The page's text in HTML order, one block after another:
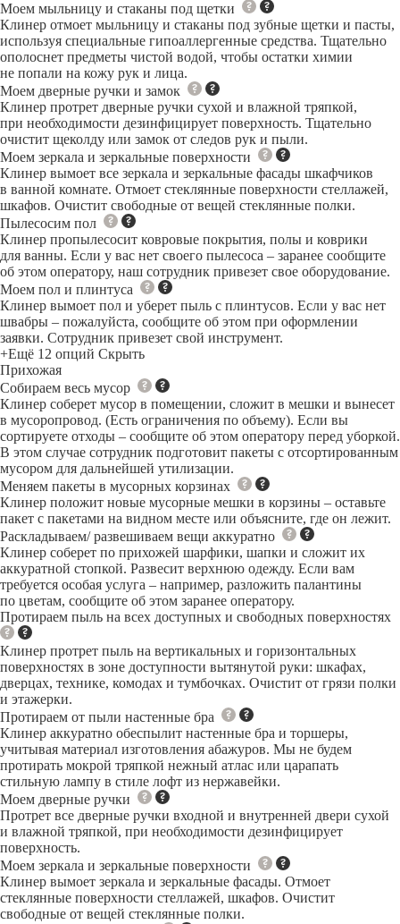
Моем мыльницу и стаканы под щетки
Клинер отмоет мыльницу и стаканы под зубные щетки и пасты,
используя специальные гипоаллергенные средства. Тщательно
ополоснет предметы чистой водой, чтобы остатки химии
не попали на кожу рук и лица.
Моем дверные ручки и замок
Клинер протрет дверные ручки сухой и влажной тряпкой,
при необходимости дезинфицирует поверхность. Тщательно
очистит щеколду или замок от следов рук и пыли.
Моем зеркала и зеркальные поверхности
Клинер вымоет все зеркала и зеркальные фасады шкафчиков
в ванной комнате. Отмоет стеклянные поверхности стеллажей,
шкафов. Очистит свободные от вещей стеклянные полки.
Пылесосим пол
Клинер пропылесосит ковровые покрытия, полы и коврики
для ванны. Если у вас нет своего пылесоса – заранее сообщите
об этом оператору, наш сотрудник привезет свое оборудование.
Моем пол и плинтуса
Клинер вымоет пол и уберет пыль с плинтусов. Если у вас нет
швабры – пожалуйста, сообщите об этом при оформлении
заявки. Сотрудник привезет свой инструмент.
+Ещё 12 опций Скрыть
Прихожая
Собираем весь мусор
Клинер соберет мусор в помещении, сложит в мешки и вынесет
в мусоропровод. (Есть ограничения по объему). Если вы
сортируете отходы – сообщите об этом оператору перед уборкой.
В этом случае сотрудник подготовит пакеты с отсортированным
мусором для дальнейшей утилизации.
Меняем пакеты в мусорных корзинах
Клинер положит новые мусорные мешки в корзины – оставьте
пакет с пакетами на видном месте или объясните, где он лежит.
Раскладываем/ развешиваем вещи аккуратно
Клинер соберет по прихожей шарфики, шапки и сложит их
аккуратной стопкой. Развесит верхнюю одежду. Если вам
требуется особая услуга – например, разложить палантины
по цветам, сообщите об этом заранее оператору.
Протираем пыль на всех доступных и свободных поверхностях
Клинер протрет пыль на вертикальных и горизонтальных
поверхностях в зоне доступности вытянутой руки: шкафах,
дверцах, технике, комодах и тумбочках. Очистит от грязи полки
и этажерки.
Протираем от пыли настенные бра
Клинер аккуратно обеспылит настенные бра и торшеры,
учитывая материал изготовления абажуров. Мы не будем
протирать мокрой тряпкой нежный атлас или царапать
стильную лампу в стиле лофт из нержавейки.
Моем дверные ручки
Протрет все дверные ручки входной и внутренней двери сухой
и влажной тряпкой, при необходимости дезинфицирует
поверхность.
Моем зеркала и зеркальные поверхности
Клинер вымоет зеркала и зеркальные фасады. Отмоет
стеклянные поверхности стеллажей, шкафов. Очистит
свободные от вещей стеклянные полки.